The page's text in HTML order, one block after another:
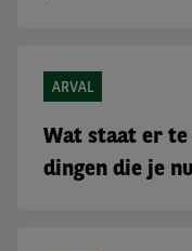
ARVAL
Wat staat er te
dingen die je